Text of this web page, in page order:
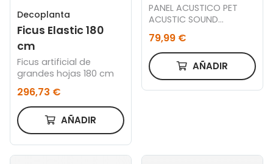
Decoplanta
Ficus Elastic 180
cm
Ficus artificial de
grandes hojas 180 cm
296,73 €
AÑADIR
PANEL ACUSTICO PET
ACUSTIC SOUND
NEGRO 60 x 240 CM
79,99 €
AÑADIR